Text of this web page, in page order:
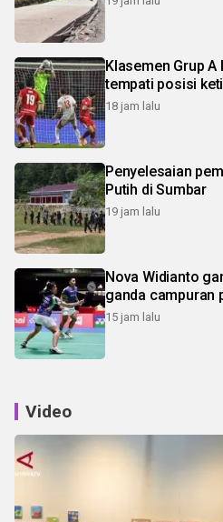
Klasemen Grup A
tempati posisi
18 jam lalu
Penyelesaian
Putih di Sumbar
19 jam lalu
Nova Widianto
ganda campuran
15 jam lalu
Video